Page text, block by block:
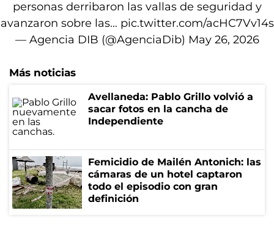
personas derribaron las vallas de seguridad y
avanzaron sobre las… pic.twitter.com/acHC7Vv14s
— Agencia DIB (@AgenciaDib) May 26, 2026
Más noticias
Avellaneda: Pablo Grillo volvió a
sacar fotos en la cancha de
Independiente
Femicidio de Mailén Antonich: las
cámaras de un hotel captaron
todo el episodio con gran
definición